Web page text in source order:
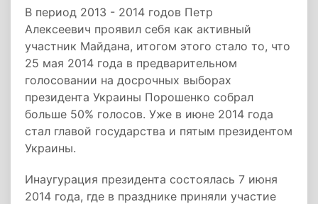
В период 2013 - 2014 годов Петр
Алексеевич проявил себя как активный
участник Майдана, итогом этого стало то, что
25 мая 2014 года в предварительном
голосовании на досрочных выборах
президента Украины Порошенко собрал
больше 50% голосов. Уже в июне 2014 года
стал главой государства и пятым президентом
Украины.
Инаугурация президента состоялась 7 июня
2014 года, где в празднике приняли участие